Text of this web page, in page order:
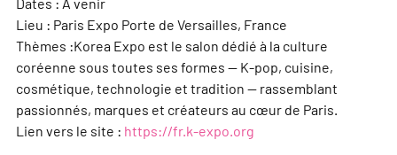
Dates : À venir
Lieu : Paris Expo Porte de Versailles, France
Thèmes :Korea Expo est le salon dédié à la culture
coréenne sous toutes ses formes — K-pop, cuisine,
cosmétique, technologie et tradition — rassemblant
passionnés, marques et créateurs au cœur de Paris.
Lien vers le site : https://fr.k-expo.org